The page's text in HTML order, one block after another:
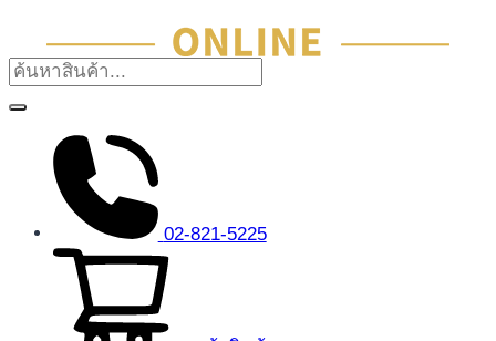
02-821-5225